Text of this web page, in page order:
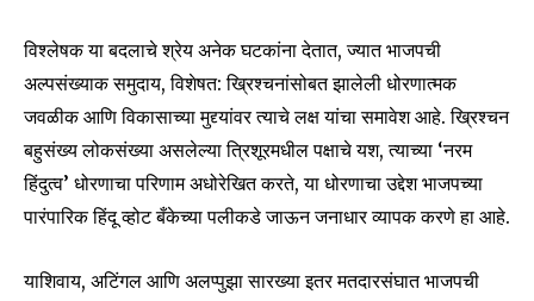
विश्लेषक या बदलाचे श्रेय अनेक घटकांना देतात, ज्यात भाजपची
अल्पसंख्याक समुदाय, विशेषत: ख्रिश्चनांसोबत झालेली धोरणात्मक
जवळीक आणि विकासाच्या मुद्द्यांवर त्याचे लक्ष यांचा समावेश आहे. ख्रिश्चन
बहुसंख्य लोकसंख्या असलेल्या त्रिशूरमधील पक्षाचे यश, त्याच्या ‘नरम
हिंदुत्व’ धोरणाचा परिणाम अधोरेखित करते, या धोरणाचा उद्देश भाजपच्या
पारंपारिक हिंदू व्होट बँकेच्या पलीकडे जाऊन जनाधार व्यापक करणे हा आहे.
याशिवाय, अटिंगल आणि अलप्पुझा सारख्या इतर मतदारसंघात भाजपची